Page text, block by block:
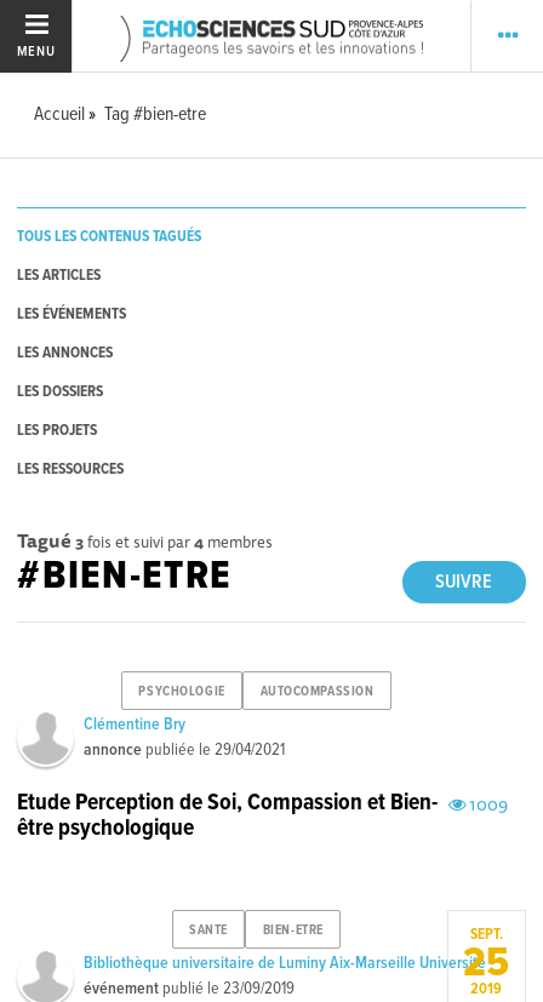
MENU
Accueil Tag #bien-etre
TOUS LES CONTENUS TAGUÉS
LES ARTICLES
LES ÉVÉNEMENTS
LES ANNONCES
LES DOSSIERS
LES PROJETS
LES RESSOURCES
Tagué 3fois et suivi par4 membres
SUIVRE
#BIEN-ETRE
PSYCHOLOGIE AUTOCOMPASSION
Clémentine Bry
annonce publiée le29/04/2021
1009
Etude Perception de Soi, Compassion et Bien-
être psychologique
SANTE BIEN-ETRE
Bibliothèque universitaire de Luminy Aix-Marseille Université
événement publié le23/09/2019
SEPT.
25
2019